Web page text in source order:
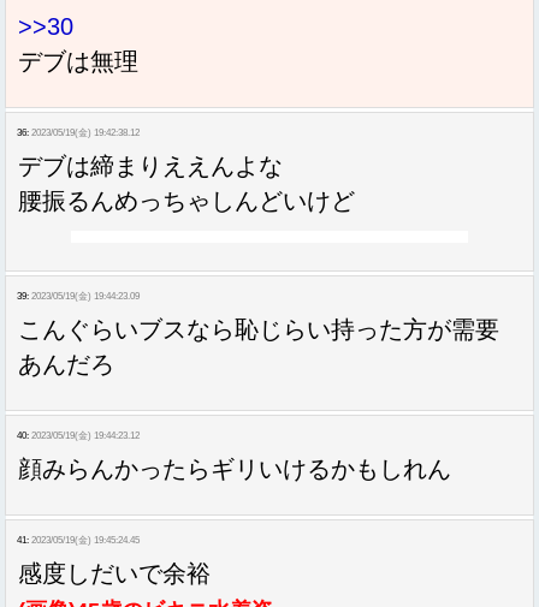
>>30
デブは無理
36: 2023/05/19(金) 19:42:38.12
デブは締まりええんよな
腰振るんめっちゃしんどいけど
39: 2023/05/19(金) 19:44:23.09
こんぐらいブスなら恥じらい持った方が需要
あんだろ
40: 2023/05/19(金) 19:44:23.12
顔みらんかったらギリいけるかもしれん
41: 2023/05/19(金) 19:45:24.45
感度しだいで余裕